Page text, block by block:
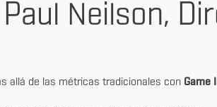
Neilson,
allá de las métricas tradicionales con Game